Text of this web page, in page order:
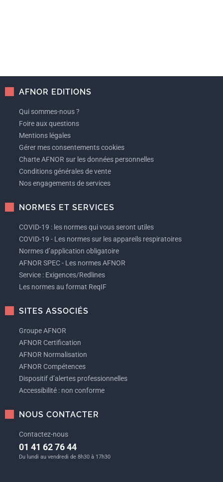
AFNOR EDITIONS
Qui sommes-nous ?
Foire aux questions
Mentions légales
Gérer mes consentements cookies
Charte AFNOR sur les données personnelles
Conditions générales de vente
Nos engagements de services
NORMES ET SERVICES
COVID-19 : les normes qui vous seront utiles
COVID-19 - Les normes sur les appareils respiratoires
Normes d’application obligatoire
AFNOR SPEC - Les normes AFNOR
Service : Exigences/Redlines
Les normes au format ReqIF
SITES ASSOCIÉS
Groupe AFNOR
AFNOR Certification
AFNOR Normalisation
AFNOR Compétences
Dispositif d’alertes professionnelles
Accessibilité : non conforme
NOUS CONTACTER
Contactez-nous
01 41 62 76 44
Du lundi au vendredi de 8h30 à 17h30